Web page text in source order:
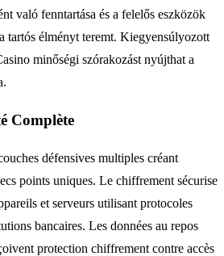
való fenntartása és a felelős eszközök
tartós élményt teremt. Kiegyensúlyozott
minőségi szórakozást nyújthat a
Complète
défensives multiples créant
points uniques. Le chiffrement sécurise
et serveurs utilisant protocoles
bancaires. Les données au repos
protection chiffrement contre accès